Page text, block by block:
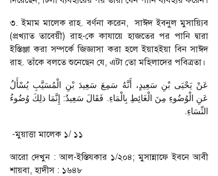
৩. ইমাম মালেক রাহ. বর্ণনা করেন, সাঈদ ইবনুল মুসায়্যিব
(প্রখ্যাত তাবেয়ী) রাহ-কে কাযায়ে হাজতের পর পানি দ্বারা
ইস্তিঞ্জা করা সম্পর্কে জিজ্ঞাসা করা হলে ইয়াহইয়া বিন সাঈদ
রাহ. তাঁকে বলতে শুনেছেন যে, এটা তো মহিলাদের পবিত্রতা।
عَنْ يَحْيَى بْنِ سَعِيدٍ، أَنَّهُ سَمِعَ سَعِيدَ بْنِ الْمُسَيَّبِ يُسْأَلُ
عَنِ الْوُضُوءِ مِنَ الْغَائِطِ بِالْمَاءِ. فَقَالَ سَعِيدٌ: إِنَّمَا ذلِكَ وُضُوءُ
النِّسَاءِ.
-মুয়াত্তা মালেক ১/ ১১
আরো দেখুন : আল-ইস্তিযকার ১/২০৪; মুসান্নাফে ইবনে আবী
শায়বা, হাদীস : ১৬৪৮